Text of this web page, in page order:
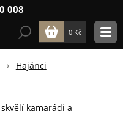
008
0 Kč
Hajánci
kamarádi a